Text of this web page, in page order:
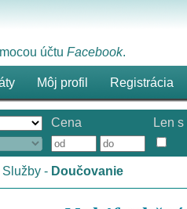
účtu Facebook.
Môj profil Registrácia
Cena
Len
Služby- Doučovanie